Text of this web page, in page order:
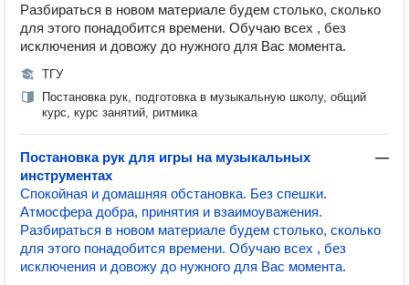
Разбираться в новом материале будем столько, сколько
для этого понадобится времени. Обучаю всех , без
исключения и довожу до нужного для Вас момента.
ТГУ
Постановка рук, подготовка в музыкальную школу, общий
курс, курс занятий, ритмика
Постановка рук для игры на музыкальных
инструментах
—
Спокойная и домашняя обстановка. Без спешки.
Атмосфера добра, принятия и взаимоуважения.
Разбираться в новом материале будем столько, сколько
для этого понадобится времени. Обучаю всех , без
исключения и довожу до нужного для Вас момента.